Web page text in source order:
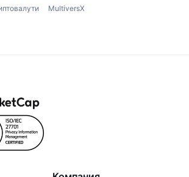
MultiversX